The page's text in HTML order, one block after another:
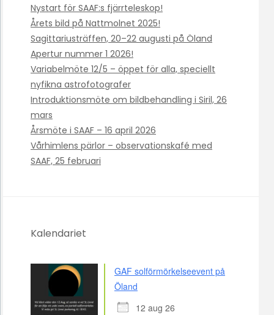
Nystart för SAAF:s fjärrteleskop!
Årets bild på Nattmolnet 2025!
Sagittariusträffen, 20–22 augusti på Öland
Apertur nummer 1 2026!
Variabelmöte 12/5 – öppet för alla, speciellt
nyfikna astrofotografer
Introduktionsmöte om bildbehandling i Siril, 26
mars
Årsmöte i SAAF – 16 april 2026
Vårhimlens pärlor – observationskafé med
SAAF, 25 februari
Kalendariet
GAF solförmörkelseevent på
Öland
12 aug 26